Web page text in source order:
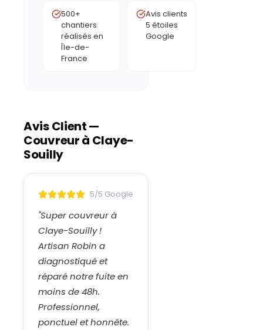
500+
chantiers
réalisés en
Île-de-
France
Avis clients
5 étoiles
Google
Avis Client —
Couvreur à Claye-
Souilly
5/5 Google
"Super couvreur à
Claye-Souilly !
Artisan Robin a
diagnostiqué et
réparé notre fuite en
moins de 48h.
Professionnel,
ponctuel et honnête.